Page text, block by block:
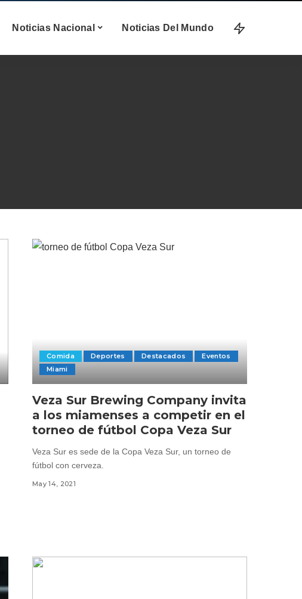
Noticias Nacional Noticias Del Mundo
Comida Deportes Destacados
Eventos
Miami
Veza Sur Brewing Company invita
a los miamenses a competir en el
torneo de fútbol Copa Veza Sur
Veza Sur es sede de la Copa Veza Sur, un torneo de
fútbol con cerveza.
May 14, 2021